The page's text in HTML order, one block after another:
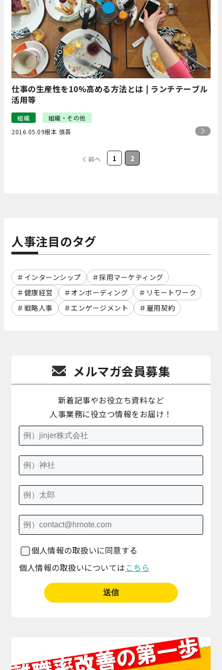
仕事の生産性を10%高める方法とは | ランチテーブル
活用等
組織
組織・その他
2016.05.09根本 慎吾
前へ 1 2
人事注目のタグ
インターンシップ
採用マーケティング
健康経営
オンボーディング
リモートワーク
戦略人事
エンゲージメント 雇用契約
メルマガ会員募集
新着記事やお役立ち資料など
人事業務に役立つ情報をお届け！
個人情報の取扱いに同意する
個人情報の取扱いについては こちら